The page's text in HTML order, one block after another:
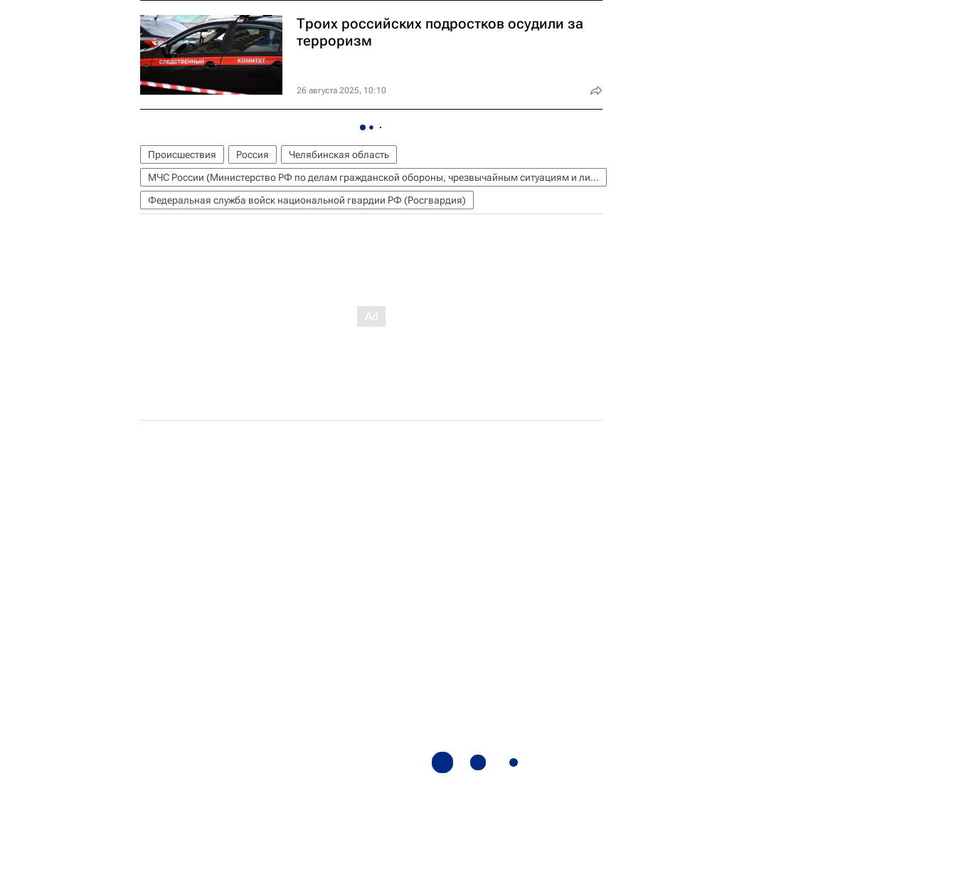
Троих российских подростков осудили за
терроризм
26 августа 2025, 10:10
Происшествия Россия
Челябинская область
МЧС России (Министерство РФ по делам гражданской обороны, чрезвычайным ситуациям и ликвидации последствий стихийных бедствий)
Федеральная служба войск национальной гвардии РФ (Росгвардия)